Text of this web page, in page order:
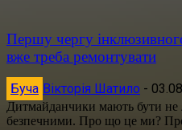
Першу чергу
вже треба ремонтувати
Буча Вікторія Шатило -
Дитмайданчики мають бути
безпечними. Про що це ми?